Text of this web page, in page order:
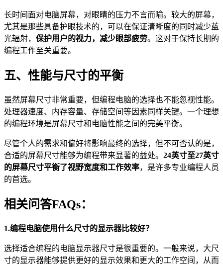
长时间面对电脑屏幕，对眼睛的压力不言而喻。较大的屏幕，
尤其是那些具备护眼技术的，可以在保证清晰度的同时减少蓝
光辐射， 保护用户的视力，减少眼部疲劳。这对于保持长期的
编程工作至关重要。
五、性能与尺寸的平衡
虽然屏幕尺寸非常重要，但编程电脑的选择也不能忽视性能。
处理器速度、内存容量、存储空间等因素同样关键。一个理想
的编程环境是屏幕尺寸和电脑性能之间的完美平衡。
尽管个人的需求和偏好将影响最终的选择，但不可否认的是，
合适的屏幕尺寸能够为编程带来显著的益处。 24英寸至27英寸
的屏幕尺寸平衡了视野宽度和工作效率，是许多专业编程人员
的首选。
相关问答FAQs：
1.编程电脑使用什么尺寸的显示器比较好？
选择适合编程的电脑显示器尺寸是很重要的。一般来说，大尺
寸的显示器能够提供更好的显示效果和更大的工作空间，从而